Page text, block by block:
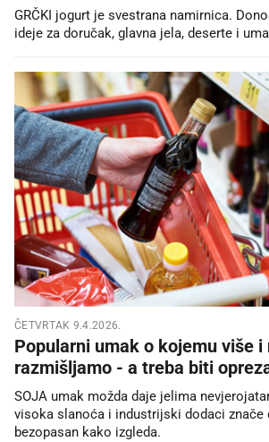
GRČKI jogurt je svestrana namirnica.
ideje za doručak, glavna jela, deserte i
ČETVRTAK 9.4.2026.
Popularni umak o kojemu više i
razmišljamo - a treba biti
SOJA umak možda daje jelima
visoka slanoća i industrijski dodaci znače
bezopasan kako izgleda.